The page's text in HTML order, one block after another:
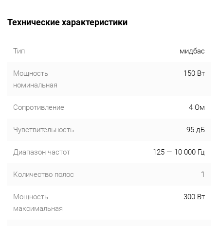
Технические характеристики
Тип мидбас
Мощность
номинальная
150 Вт
Сопротивление 4 Ом
Чувствительность 95 дБ
Диапазон частот 125 — 10 000 Гц
Количество полос 1
Мощность
максимальная
300 Вт